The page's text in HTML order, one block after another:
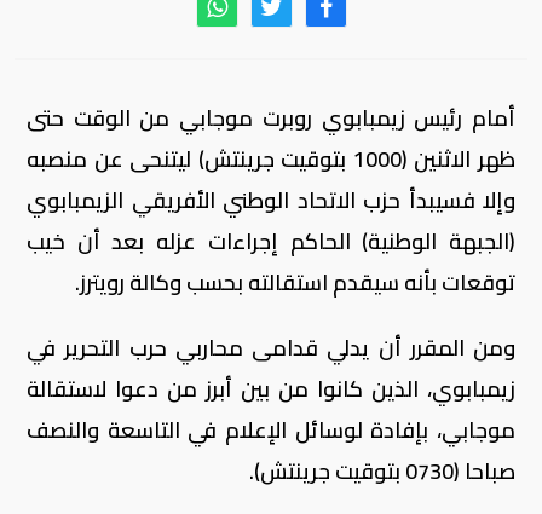
أمام رئيس زيمبابوي روبرت موجابي من الوقت حتى
ظهر الاثنين (1000 بتوقيت جرينتش) ليتنحى عن منصبه
وإلا فسيبدأ حزب الاتحاد الوطني الأفريقي الزيمبابوي
(الجبهة الوطنية) الحاكم إجراءات عزله بعد أن خيب
توقعات بأنه سيقدم استقالته بحسب وكالة رويترز.
ومن المقرر أن يدلي قدامى محاربي حرب التحرير في
زيمبابوي، الذين كانوا من بين أبرز من دعوا لاستقالة
موجابي، بإفادة لوسائل الإعلام في التاسعة والنصف
صباحا (0730 بتوقيت جرينتش).